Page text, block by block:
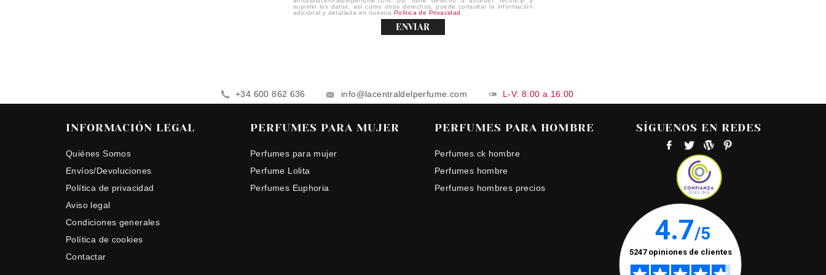
suprimir los datos, así como otros derechos, puede consultar la información
adicional y detallada en nuestra Política de Privacidad
ENVIAR
+34 600 862 636 info@lacentraldelperfume.com L-V: 8:00 a 16:00
INFORMACIÓN LEGAL
Quiénes Somos
Envíos/Devoluciones
Política de privacidad
Aviso legal
Condiciones generales
Política de cookies
Contactar
PERFUMES PARA MUJER
Perfumes para mujer
Perfume Lolita
Perfumes Euphoria
PERFUMES PARA HOMBRE
Perfumes ck hombre
Perfumes hombre
Perfumes hombres precios
SÍGUENOS EN REDES